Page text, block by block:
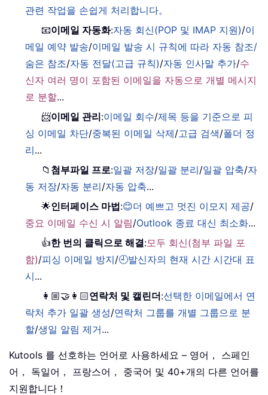
관련 작업을 손쉽게 처리합니다。
📧이메일 자동화:자동 회신(POP 및 IMAP 지원)/이
메일 예약 발송/이메일 발송 시 규칙에 따라 자동 참조/
숨은 참조/자동 전달(고급 규칙)/자동 인사말 추가/수
신자 여러 명이 포함된 이메일을 자동으로 개별 메시지
로 분할...
📨이메일 관리:이메일 회수/제목 등을 기준으로 피
싱 이메일 차단/중복된 이메일 삭제/고급 검색/폴더 정
리...
📁 첨부파일 프로:일괄 저장/일괄 분리/일괄 압축/자
동 저장/자동 분리/자동 압축...
🌟인터페이스 마법:😊더 예쁘고 멋진 이모지 제공/
중요 이메일 수신 시 알림/Outlook 종료 대신 최소화...
👍한 번의 클릭으로 해결:모두 회신(첨부 파일 포
함)/피싱 이메일 방지/🕘발신자의 현재 시간 시간대 표
시...
👩🏼‍🤝‍👩🏻연락처 및 캘린더:선택한 이메일에서 연
락처 추가 일괄 생성/연락처 그룹를 개별 그룹으로 분
할/생일 알림 제거...
Kutools 를 선호하는 언어로 사용하세요 – 영어， 스페인
어， 독일어， 프랑스어， 중국어 및 40+개의 다른 언어를
지원합니다！